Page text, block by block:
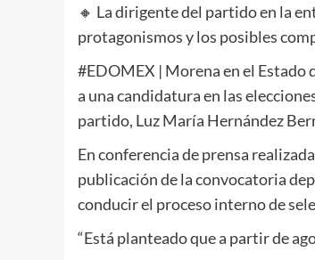
🔸 La dirigente del partido en la
protagonismos y los posibles
#EDOMEX | Morena en el Estado
a una candidatura en las
partido, Luz María Hernández
En conferencia de prensa
publicación de la convocatoria
conducir el proceso interno de
“Está planteado que a partir de